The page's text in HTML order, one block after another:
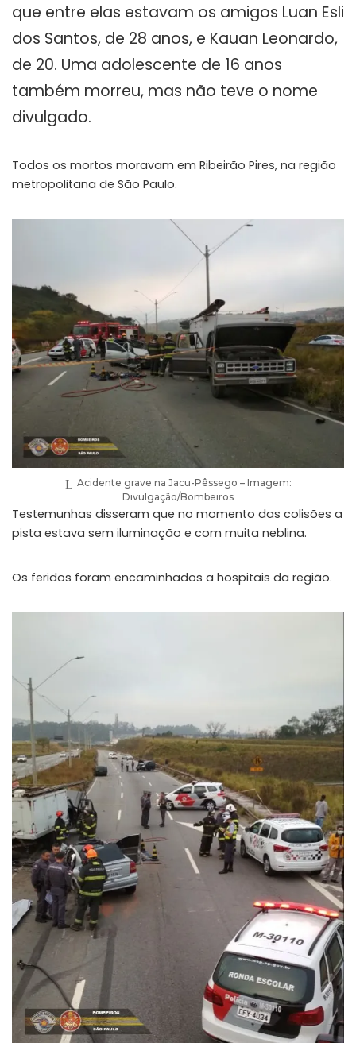
que entre elas estavam os amigos Luan Esli
dos Santos, de 28 anos, e Kauan Leonardo,
de 20. Uma adolescente de 16 anos
também morreu, mas não teve o nome
divulgado.
Todos os mortos moravam em Ribeirão Pires, na região
metropolitana de São Paulo.
Acidente grave na Jacu-Pêssego – Imagem:
Divulgação/Bombeiros
Testemunhas disseram que no momento das colisões a
pista estava sem iluminação e com muita neblina.
Os feridos foram encaminhados a hospitais da região.